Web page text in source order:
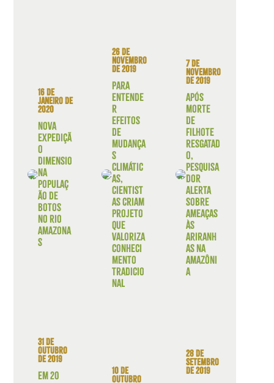
16 de
janeiro de
2020
Nova
expediçã
o
dimensio
na
populaç
ão de
botos
no rio
Amazona
s
26 de
novembro
de 2019
Para
entende
r
efeitos
de
mudança
s
climátic
as,
cientist
as criam
projeto
que
valoriza
conheci
mento
tradicio
nal
7 de
novembro
de 2019
Após
morte
de
filhote
resgatad
o,
pesquisa
dor
alerta
sobre
ameaças
às
ariranh
as na
Amazôni
a
31 de
outubro
de 2019
Em 20
10 de
outubro
28 de
setembro
de 2019